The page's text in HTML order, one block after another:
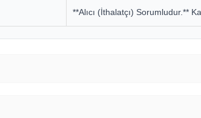
**Alıcı (İthalatçı) Sorumludur.**